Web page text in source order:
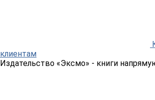
клиентам
Издательство «Эксмо» - книги